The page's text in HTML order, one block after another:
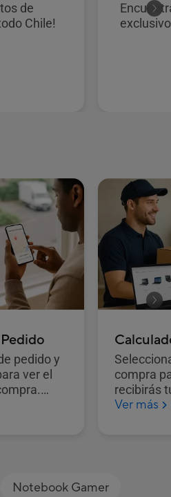
de
Chile!
pedido y
ver el
de
compra
recibirás
Ver más
Notebook Gamer